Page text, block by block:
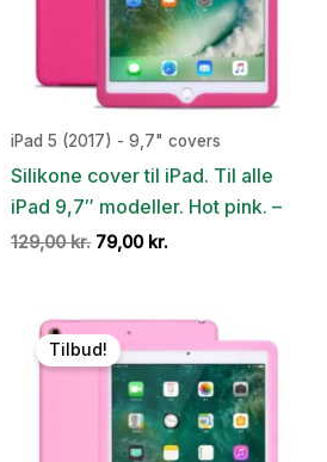
iPad 5 (2017) - 9,7" covers
Silikone cover til iPad. Til alle
iPad 9,7″ modeller. Hot pink. –
129,00kr. Den
129,00 kr..
79,00 kr.
79,00 kr..
Tilbud!